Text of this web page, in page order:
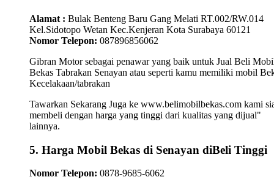
Alamat : Bulak Benteng Baru Gang Melati RT.002/RW.014
Kel.Sidotopo Wetan Kec.Kenjeran Kota Surabaya 60121
Nomor Telepon: 087896856062
Gibran Motor sebagai penawar yang baik untuk Jual Beli
Bekas Tabrakan Senayan atau seperti kamu memiliki mobil
Kecelakaan/tabrakan
Tawarkan Sekarang Juga ke www.belimobilbekas.com kami
membeli dengan harga yang tinggi dari kualitas yang dijual"
lainnya.
5. Harga Mobil Bekas di Senayan diBeli Tinggi
Nomor Telepon: 0878-9685-6062